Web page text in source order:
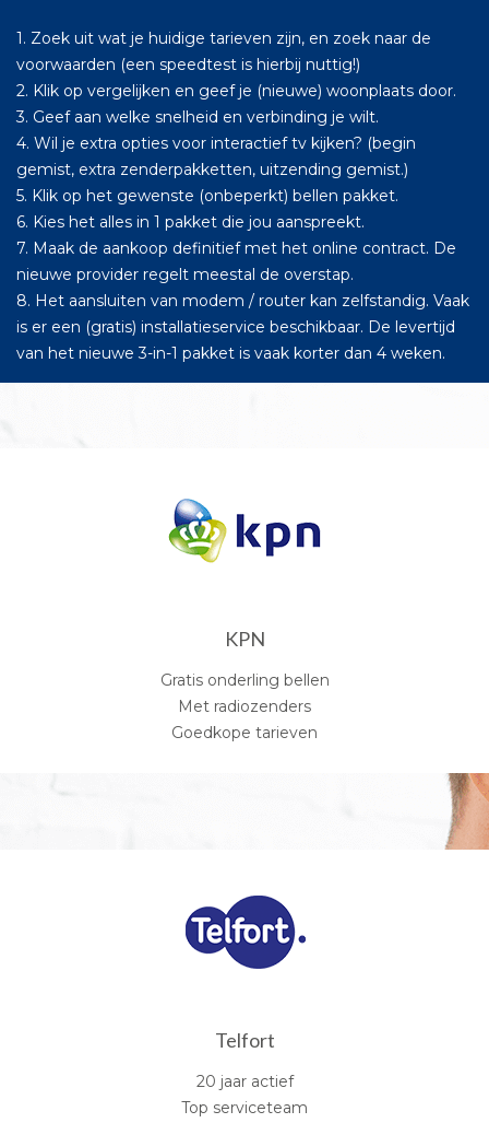
1. Zoek uit wat je huidige tarieven zijn, en zoek naar de
voorwaarden (een speedtest is hierbij nuttig!)
2. Klik op vergelijken en geef je (nieuwe) woonplaats door.
3. Geef aan welke snelheid en verbinding je wilt.
4. Wil je extra opties voor interactief tv kijken? (begin
gemist, extra zenderpakketten, uitzending gemist.)
5. Klik op het gewenste (onbeperkt) bellen pakket.
6. Kies het alles in 1 pakket die jou aanspreekt.
7. Maak de aankoop definitief met het online contract. De
nieuwe provider regelt meestal de overstap.
8. Het aansluiten van modem / router kan zelfstandig. Vaak
is er een (gratis) installatieservice beschikbaar. De levertijd
van het nieuwe 3-in-1 pakket is vaak korter dan 4 weken.
KPN
Gratis onderling bellen
Met radiozenders
Goedkope tarieven
Telfort
20 jaar actief
Top serviceteam